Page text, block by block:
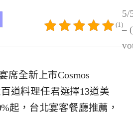
5/
–
(1)
席全新上市Cosmos
道料理任君選擇13道美
起，台北宴客餐廳推薦，